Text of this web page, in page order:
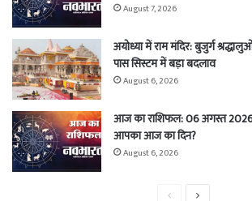
August 7, 2026
अयोध्या में राम मंदिर: बुजुर्ग
पास सिस्टम में बड़ा बदलाव
August 6, 2026
आज का राशिफल: 06 अगस्त 2026
आपका आज का दिन?
August 6, 2026
PreviousNext